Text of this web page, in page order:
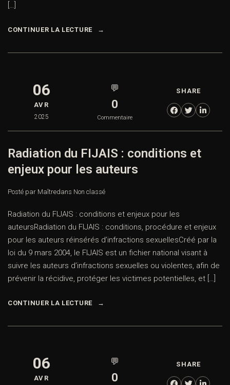
[…]
CONTINUER LA LECTURE
06
AVR
2025
💬
0
Commentaire
SHARE
Radiation du FIJAIS : conditions et
enjeux pour les auteurs
Posté par Maîtredans Non classé
Radiation du FIJAIS : conditions et enjeux pour les
auteursRadiation du FIJAIS : conditions, procédure et enjeux
pour les auteurs réinsérés d’infractions sexuellesCréé par la
loi du 9 mars 2004, le FIJAIS est un fichier national visant à
suivre les auteurs d’infractions sexuelles ou violentes, afin de
prévenir la récidive, protéger les victimes potentielles, et […]
CONTINUER LA LECTURE
06
AVR
💬
0
SHARE